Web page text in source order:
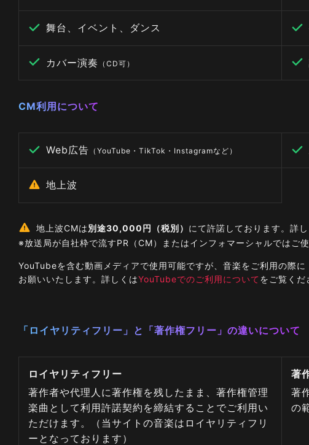
舞台、イベント、ダンス
カバー演奏 （CD可）
CM利用について
Web広告 （YouTube・TikTok・Instagramなど）
地上波
地上波CMは別途30,000円（税別） にて許諾しております。詳
※放送局が自社枠で流すPR（CM）またはインフォマーシャルではご使
YouTubeを含む動画メディアで使用可能ですが、音楽をご利用の際
お願いいたします。詳しくはYouTubeでのご利用についてをご覧くだ
「ロイヤリティフリー」と「著作権フリー」の違いについて
ロイヤリティフリー
著作者や代理人に著作権を残したまま、著作権管理
楽曲として利用許諾契約を締結することでご利用い
ただけます。（当サイトの音楽はロイヤリティフリ
ーとなっております）
著
著
の